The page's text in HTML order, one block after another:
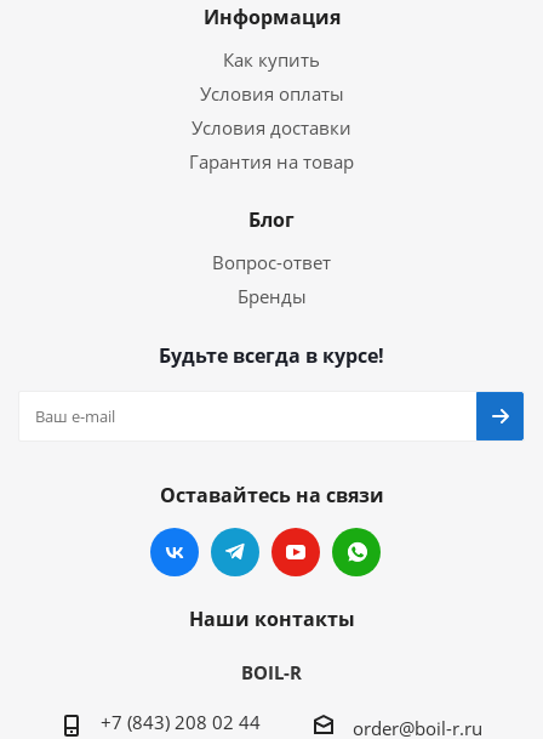
Информация
Как купить
Условия оплаты
Условия доставки
Гарантия на товар
Блог
Вопрос-ответ
Бренды
Будьте всегда в курсе!
Оставайтесь на связи
Наши контакты
BOIL-R
+7 (843) 208 02 44 order@boil-r.ru